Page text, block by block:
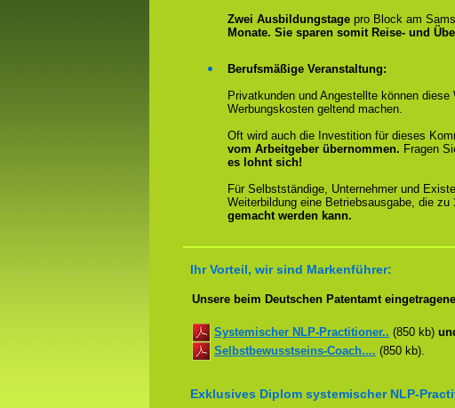
Zwei Ausbildungstage pro Block am
Monate. Sie sparen somit Reise- und
Berufsmäßige Veranstaltung:
Privatkunden und Angestellte können diese
Werbungskosten geltend machen.
Oft wird auch die Investition für dieses
vom Arbeitgeber übernommen. Fragen
es lohnt sich!
Für Selbstständige, Unternehmer und
Weiterbildung eine Betriebsausgabe, die zu
gemacht werden kann.
Ihr Vorteil, wir sind Markenführer:
Unsere beim Deutschen Patentamt
Systemischer NLP-Practitioner.. (850 kb)
Selbstbewusstseins-Coach.... (850 kb).
Exklusives Diplom systemischer NLP-